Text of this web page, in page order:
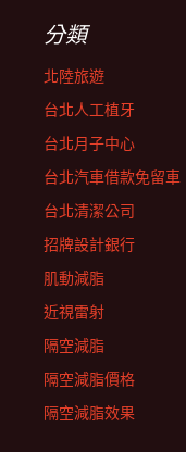
分類
北陸旅遊
台北人工植牙
台北月子中心
台北汽車借款免留車
台北清潔公司
招牌設計銀行
肌動減脂
近視雷射
隔空減脂
隔空減脂價格
隔空減脂效果